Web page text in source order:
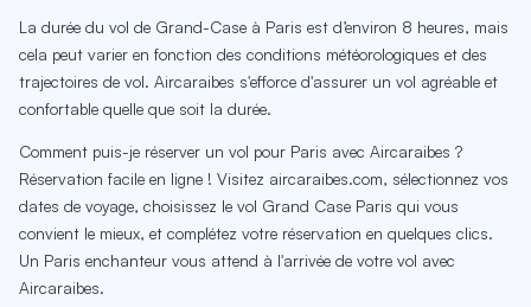
La durée du vol de Grand-Case à Paris est d’environ 8 heures, mais
cela peut varier en fonction des conditions météorologiques et des
trajectoires de vol. Aircaraibes s'efforce d'assurer un vol agréable et
confortable quelle que soit la durée.
Comment puis-je réserver un vol pour Paris avec Aircaraibes ?
Réservation facile en ligne ! Visitez aircaraibes.com, sélectionnez vos
dates de voyage, choisissez le vol Grand Case Paris qui vous
convient le mieux, et complétez votre réservation en quelques clics.
Un Paris enchanteur vous attend à l'arrivée de votre vol avec
Aircaraibes.